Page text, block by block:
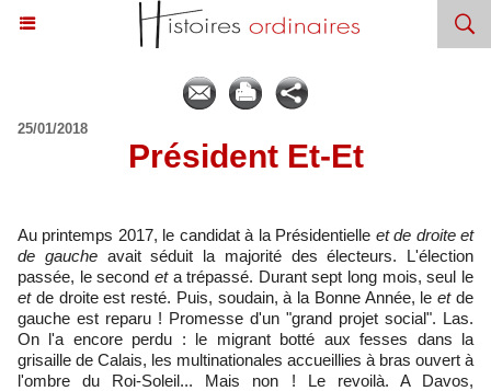
25/01/2018
​Président Et-Et
Au printemps 2017, le candidat à la Présidentielle et de droite et
de gaucheavait séduit la majorité des électeurs. L'élection
passée, le second eta trépassé. Durant sept long mois, seul le
etde droite est resté. Puis, soudain, à la Bonne Année, leetde
gauche est reparu ! Promesse d'un "grand projet social". Las.
On l'a encore perdu : le migrant botté aux fesses dans la
grisaille de Calais, les multinationales accueillies à bras ouvert à
l'ombre du Roi-Soleil... Mais non ! Le revoilà. A Davos,